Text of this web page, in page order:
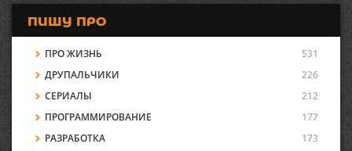
ПИШУ ПРО
ПРО ЖИЗНЬ
531
ДРУПАЛЬЧИКИ
226
СЕРИАЛЫ
212
ПРОГРАММИРОВАНИЕ
177
РАЗРАБОТКА
173